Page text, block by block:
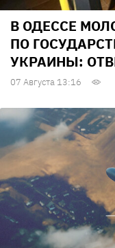
В ОДЕССЕ
ПО
УКРАИНЫ:
07 Августа 13:16